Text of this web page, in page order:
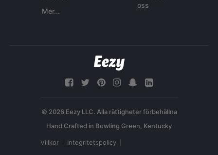
Mer...
oss
© 2026 Eezy LLC. Alla rättigheter förbehållna
Villkor Integritetspolicy